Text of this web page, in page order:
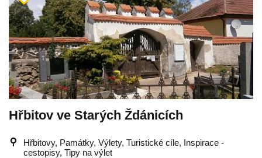
Hřbitov ve Starých Ždánicích
Hřbitovy, Památky, Výlety, Turistické cíle, Inspirace -
cestopisy, Tipy na výlet